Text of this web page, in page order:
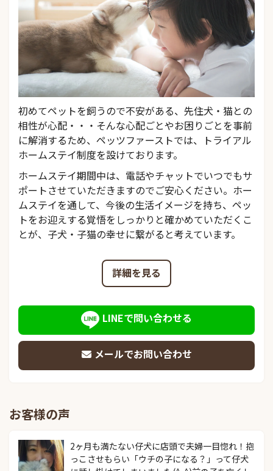
初めてペットを飼うので不安がある、先住犬・猫との
相性が心配・・・そんな心配ごとやお困りごとを事前
に解消するため、ペッツファーストでは、トライアル
ホームステイ制度を設けております。
ホームステイ期間中は、電話やチャットでいつでもサ
ポートさせていただきますのでご安心ください。ホー
ムステイを通して、今後の生活イメージを持ち、ペッ
トをお迎えする覚悟をしっかりと確かめていただくこ
とが、子犬・子猫の幸せに繋がると考えています。
詳細を見る
LINEで問い合わせる
メールでお問い合わせ
お客様の声
2ヶ月も満たない仔犬に店頭で夫婦一目惚れ！抱
っこさせもらい「ウチの子になる？」って仔犬